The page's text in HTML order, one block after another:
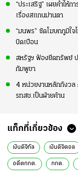
“ประเสริฐ” เผยคำให้
เรื่องสแกนม่านตา
“มนพร” ซัดโฆษกภูมิใจ
บิดเบือน
สหรัฐฯ ฟ้องยึดทรัพย์
กัมพูชา
4 หน่วยงานหลักกังวล
รทสช.เป็นฝ่ายค้าน
แท็กที่เกี่ยวข้อง
เงินดิจิทัล เงินดิจิตอล
อดีตกกต. กกต.